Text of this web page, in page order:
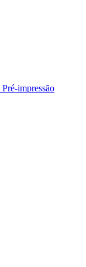
Pré-impressão